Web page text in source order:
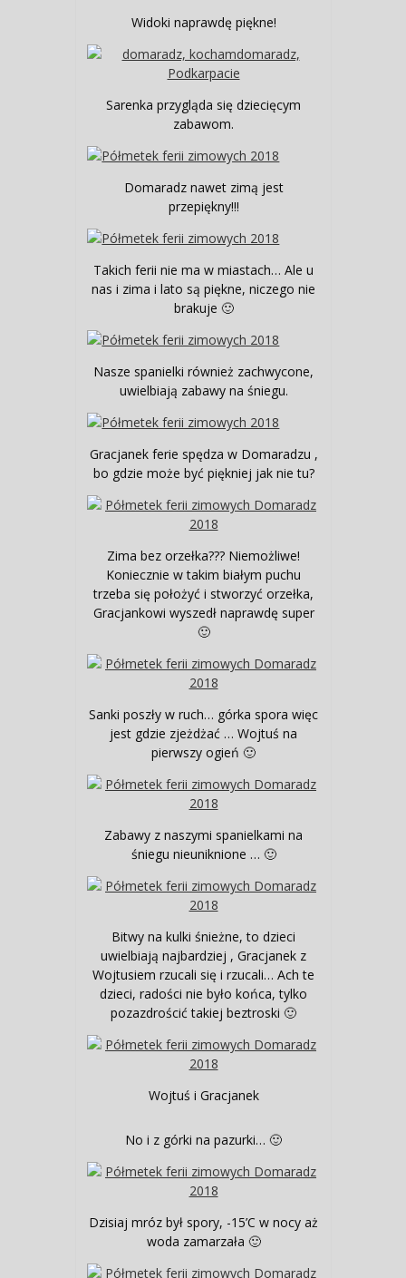
Widoki naprawdę piękne!
Sarenka przygląda się dziecięcym
zabawom.
Domaradz nawet zimą jest
przepiękny!!!
Takich ferii nie ma w miastach… Ale u
nas i zima i lato są piękne, niczego nie
brakuje 🙂
Nasze spanielki również zachwycone,
uwielbiają zabawy na śniegu.
Gracjanek ferie spędza w Domaradzu ,
bo gdzie może być piękniej jak nie tu?
Zima bez orzełka??? Niemożliwe!
Koniecznie w takim białym puchu
trzeba się położyć i stworzyć orzełka,
Gracjankowi wyszedł naprawdę super
🙂
Sanki poszły w ruch… górka spora więc
jest gdzie zjeżdżać … Wojtuś na
pierwszy ogień 🙂
Zabawy z naszymi spanielkami na
śniegu nieuniknione … 🙂
Bitwy na kulki śnieżne, to dzieci
uwielbiają najbardziej , Gracjanek z
Wojtusiem rzucali się i rzucali… Ach te
dzieci, radości nie było końca, tylko
pozazdrościć takiej beztroski 🙂
Wojtuś i Gracjanek
No i z górki na pazurki… 🙂
Dzisiaj mróz był spory, -15’C w nocy aż
woda zamarzała 🙂